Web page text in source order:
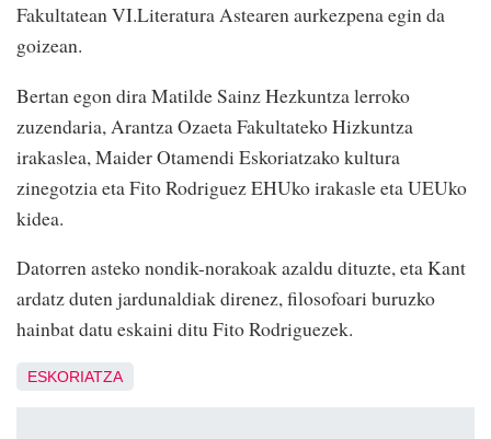
Fakultatean VI.Literatura Astearen aurkezpena egin da
goizean.
Bertan egon dira Matilde Sainz Hezkuntza lerroko
zuzendaria, Arantza Ozaeta Fakultateko Hizkuntza
irakaslea, Maider Otamendi Eskoriatzako kultura
zinegotzia eta Fito Rodriguez EHUko irakasle eta UEUko
kidea.
Datorren asteko nondik-norakoak azaldu dituzte, eta Kant
ardatz duten jardunaldiak direnez, filosofoari buruzko
hainbat datu eskaini ditu Fito Rodriguezek.
ESKORIATZA